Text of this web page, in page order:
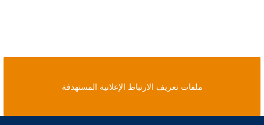
ملفات تعريف الارتباط الإعلانية المستهدفة